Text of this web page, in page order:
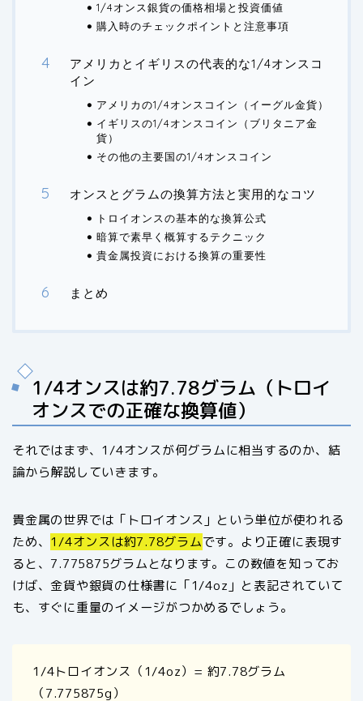
1/4オンス銀貨の価格相場と投資価値
購入時のチェックポイントと注意事項
アメリカとイギリスの代表的な1/4オンスコ
イン
アメリカの1/4オンスコイン（イーグル金貨）
イギリスの1/4オンスコイン（ブリタニア金
貨）
その他の主要国の1/4オンスコイン
オンスとグラムの換算方法と実用的なコツ
トロイオンスの基本的な換算公式
暗算で素早く概算するテクニック
貴金属投資における換算の重要性
まとめ
1/4オンスは約7.78グラム（トロイ
オンスでの正確な換算値）
それではまず、1/4オンスが何グラムに相当するのか、結
論から解説していきます。
貴金属の世界では「トロイオンス」という単位が使われる
ため、 1/4オンスは約7.78グラムです。より正確に表現す
ると、7.775875グラムとなります。この数値を知ってお
けば、金貨や銀貨の仕様書に「1/4oz」と表記されていて
も、すぐに重量のイメージがつかめるでしょう。
1/4トロイオンス（1/4oz）= 約7.78グラム
（7.775875g）